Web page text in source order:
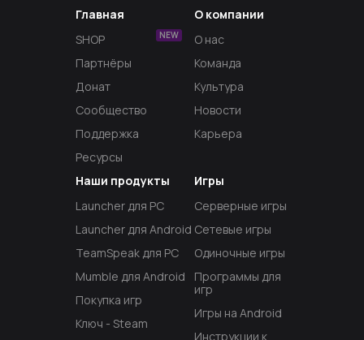
Главная
SHOP
NEW
Партнёры
Донат
Сообщество
Поддержка
Ресурсы
Наши продукты
Launcher для PC
Launcher для Android
TeamSpeak для PC
Mumble для Android
Покупка игр
Ключ - Steam
Игры
Серверные игры
Сетевые игры
Одиночные игры
Программы для
игр
Игры на Android
Инструкции к
О компании
О нас
Команда
Культура
Новости
Карьера